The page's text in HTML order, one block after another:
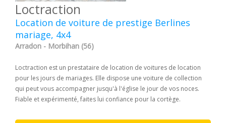
Loctraction
Location de voiture de prestige Berlines
mariage, 4x4
Arradon - Morbihan (56)
Loctraction est un prestataire de location de voitures de location
pour les jours de mariages. Elle dispose une voiture de collection
qui peut vous accompagner jusqu'à l'église le jour de vos noces.
Fiable et expérimenté, faites lui confiance pour la cortège.